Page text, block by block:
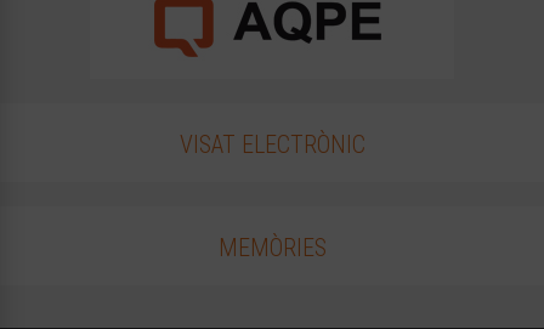
VISAT ELECTRÒNIC
MEMÒRIES